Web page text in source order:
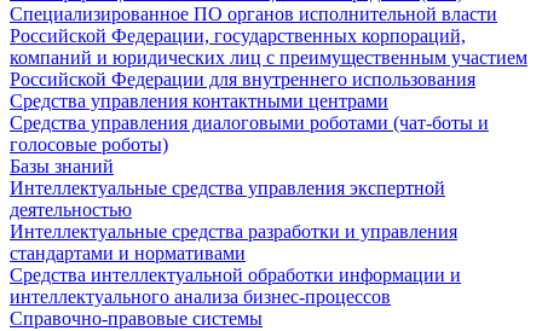
Специализированное ПО органов исполнительной власти
Российской Федерации, государственных корпораций,
компаний и юридических лиц с преимущественным участием
Российской Федерации для внутреннего использования
Средства управления контактными центрами
Средства управления диалоговыми роботами (чат-боты и
голосовые роботы)
Базы знаний
Интеллектуальные средства управления экспертной
деятельностью
Интеллектуальные средства разработки и управления
стандартами и нормативами
Средства интеллектуальной обработки информации и
интеллектуального анализа бизнес-процессов
Справочно-правовые системы